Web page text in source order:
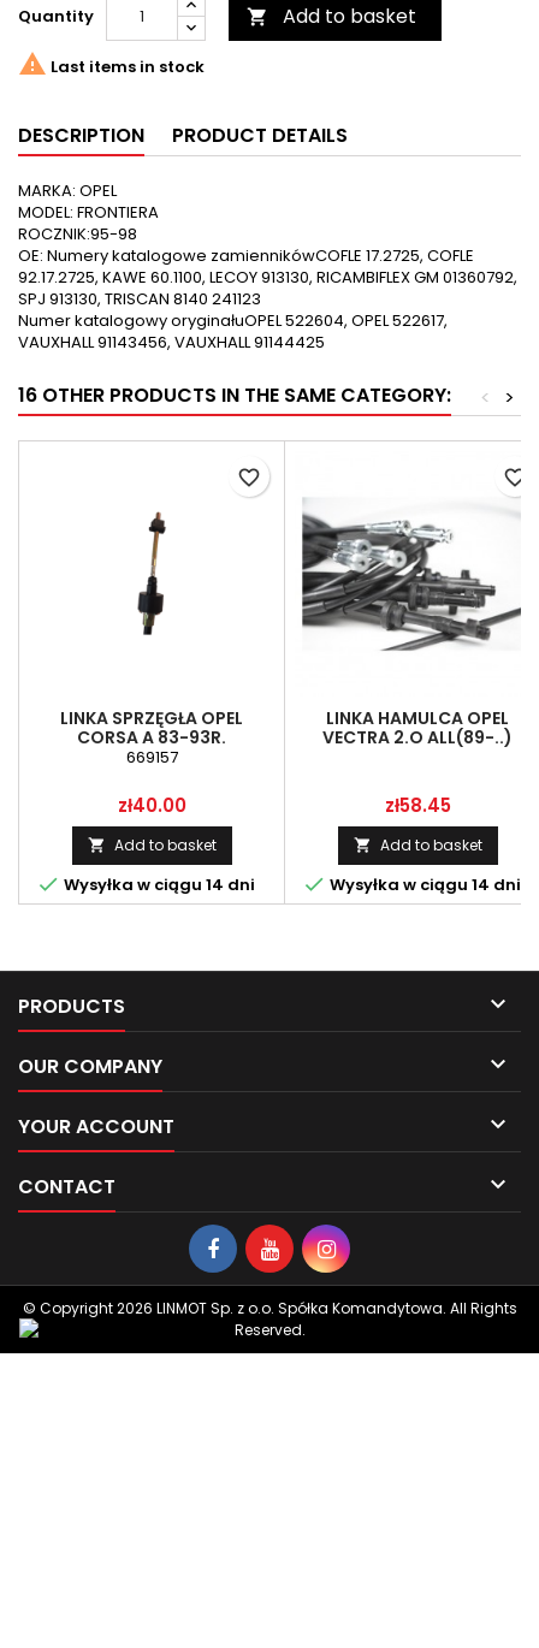
Quantity
 Add to basket
 Last items in stock
DESCRIPTION PRODUCT DETAILS
MARKA: OPEL
MODEL: FRONTIERA
ROCZNIK:95-98
OE: Numery katalogowe zamiennikówCOFLE 17.2725, COFLE
92.17.2725, KAWE 60.1100, LECOY 913130, RICAMBIFLEX GM 01360792,
SPJ 913130, TRISCAN 8140 241123
Numer katalogowy oryginałuOPEL 522604, OPEL 522617,
VAUXHALL 91143456, VAUXHALL 91144425
16 OTHER PRODUCTS IN THE SAME CATEGORY: >
<
LINKA SPRZĘGŁA OPEL
CORSA A 83-93R.
669157
Price
zł40.00
 Add to basket
 Wysyłka w ciągu 14 dni
favorite_border
LINKA HAMULCA OPEL
VECTRA 2.O ALL(89-..)
Price
zł58.45
 Add to basket
 Wysyłka w ciągu 14 dni
favorite_border
PRODUCTS 
OUR COMPANY 
YOUR ACCOUNT 
CONTACT 
© Copyright 2026 LINMOT Sp. z o.o. Spółka Komandytowa. All Rights
Reserved.